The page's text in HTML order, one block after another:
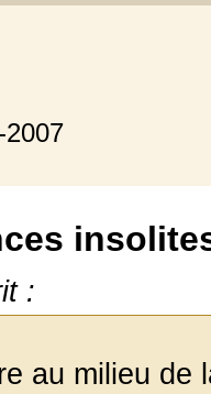
2007
:
au milieu